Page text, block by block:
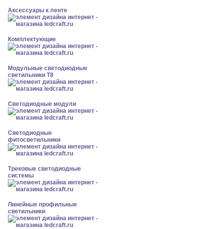
Аксессуары к ленте
Комплектующие
Модульные светодиодные
светильники Т8
Светодиодные модули
Светодиодные
фитосветильники
Трековые светодиодные
системы
Линейные профильные
светильники